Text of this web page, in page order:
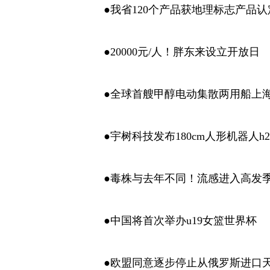
●我省120个产品获地理标志产品认
●20000元/人！胖东来设立开放日
●全球首艘甲醇电动集散两用船上
●宇树科技发布180cm人形机器人h2
●毒株与去年不同！流感进入高发
●中国将首次举办u19女篮世界杯
●欧盟同意逐步停止从俄罗斯进口